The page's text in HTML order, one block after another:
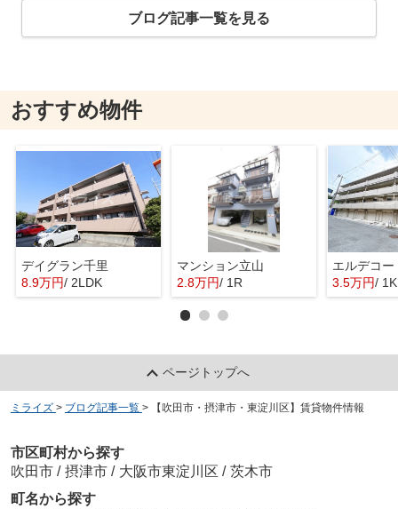
ブログ記事一覧を見る
おすすめ物件
デイグラン千里
8.9万円/ 2LDK
マンション立山
2.8万円/ 1R 3.5万円/ 1K
ページトップへ
ミライズ > ブログ記事一覧 > 【吹田市・摂津市・東淀川区】賃貸物件情報
市区町村から探す
吹田市 / 摂津市 / 大阪市東淀川区 / 茨木市
町名から探す